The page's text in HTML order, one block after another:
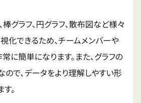
グラフ、円グラフ、散布図など様々
化できるため、チームメンバーや
に簡単になります。また、グラフの
ので、データをより理解しやすい形
。